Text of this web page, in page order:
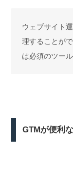
ウェブサイト
理することが
は必須のツー
GTMが便利